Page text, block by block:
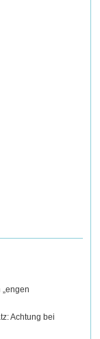
Achtung bei